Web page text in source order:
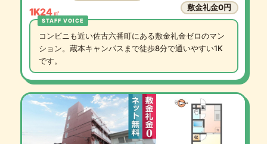
1K24㎡
敷金礼金0円
コンビニも近い佐古六番町にある敷金礼金ゼロのマン
ション。蔵本キャンパスまで徒歩8分で通いやすい1K
です。